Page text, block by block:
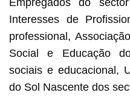
Interesses de
professional,
Social e Educação
sociais e educacional,
do Sol Nascente dos